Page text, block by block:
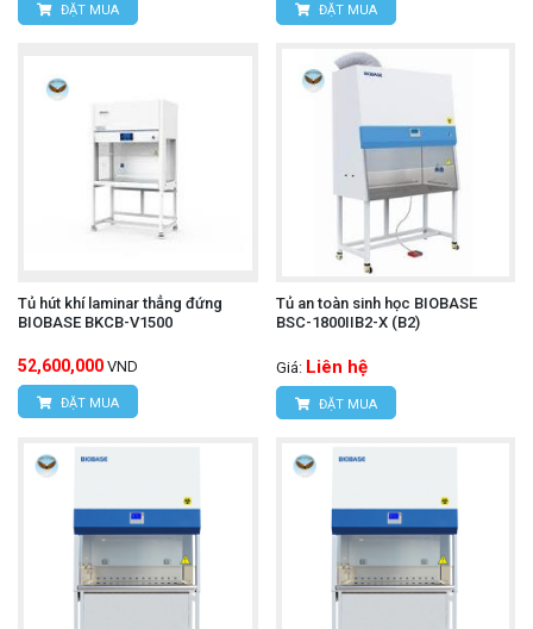
ĐẶT MUA ĐẶT MUA
Tủ hút khí laminar thẳng đứng
BIOBASE BKCB-V1500
52,600,000 VND
ĐẶT MUA
Tủ an toàn sinh học BIOBASE
BSC-1800IIB2-X (B2)
Giá: Liên hệ
ĐẶT MUA